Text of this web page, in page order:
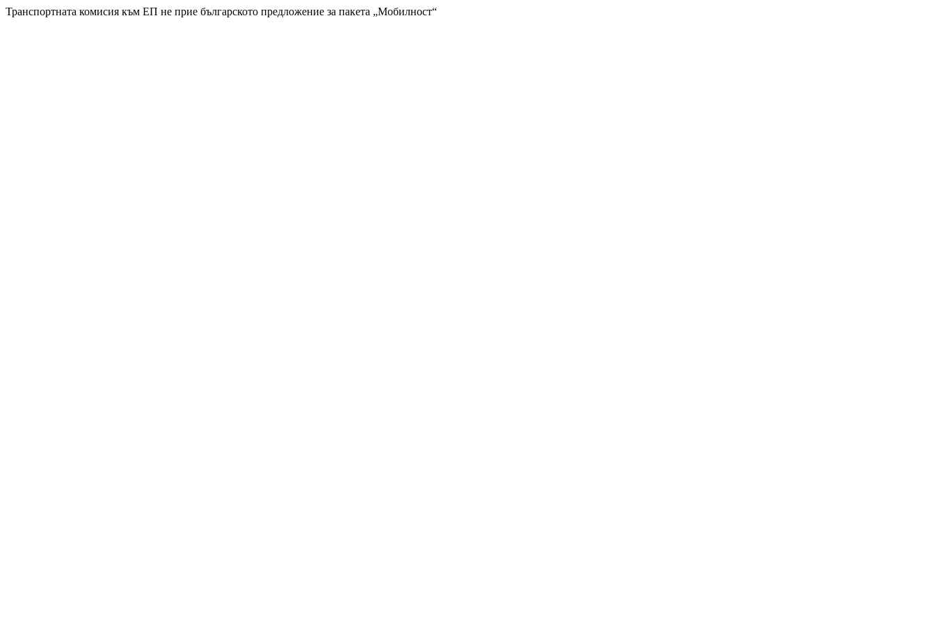
Транспортната комисия към ЕП не прие българското предложение за пакета „Мобилност“